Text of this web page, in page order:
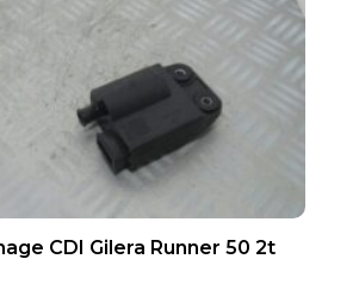
CDI Gilera Runner 50 2t